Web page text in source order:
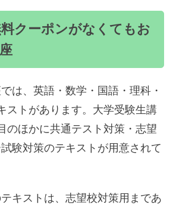
クーポンがなくてもお
は、英語・数学・国語・理科・
ストがあります。大学受験生講
のほかに共通テスト対策・志望
験対策のテキストが用意されて
キストは、志望校対策用まであ